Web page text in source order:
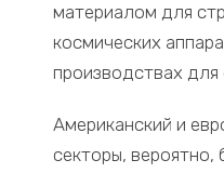
материалом для
космических
производствах для
Американский и
секторы, вероятно,